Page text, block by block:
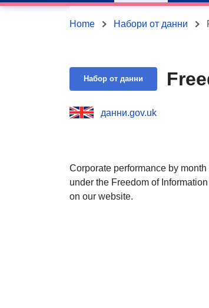
Home Набори от данни
Набор от данни
данни.gov.uk
Corporate performance by
under the Freedom of
on our website.